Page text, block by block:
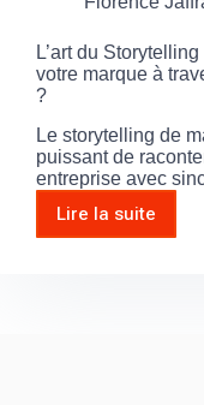
L’art du
votre marque à
?
Le storytelling de
puissant de
entreprise avec
Lire la suite